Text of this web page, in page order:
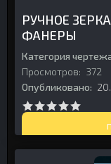
РУЧНОЕ
ФАНЕРЫ
Категория
Просмотров: 372
Опубликовано: